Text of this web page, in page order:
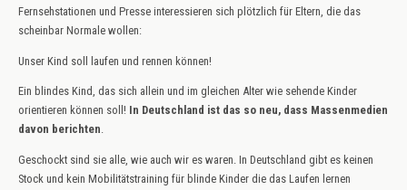
Fernsehstationen und Presse interessieren sich plötzlich für Eltern, die das
scheinbar Normale wollen:
Unser Kind soll laufen und rennen können!
Ein blindes Kind, das sich allein und im gleichen Alter wie sehende Kinder
orientieren können soll! In Deutschland ist das so neu, dass Massenmedien
davon berichten.
Geschockt sind sie alle, wie auch wir es waren. In Deutschland gibt es keinen
Stock und kein Mobilitätstraining für blinde Kinder die das Laufen lernen